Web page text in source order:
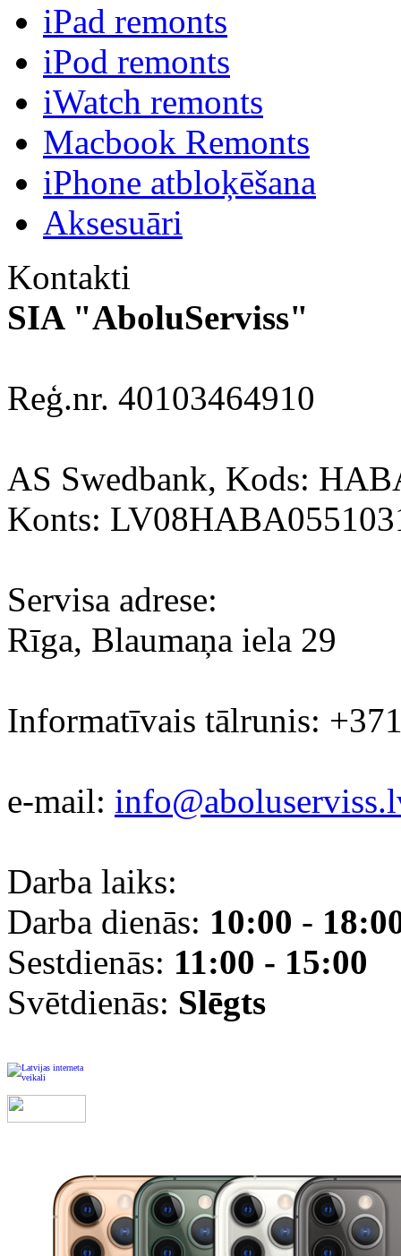
iPad remonts
iPod remonts
iWatch remonts
Macbook Remonts
iPhone atbloķēšana
Aksesuāri
Kontakti
SIA "AboluServiss"
Reģ.nr. 40103464910
AS Swedbank, Kods:
Konts:
Servisa adrese:
Rīga, Blaumaņa iela 29
Informatīvais tālrunis:
e-mail:
Darba laiks:
Darba dienās: 10:00 -
Sestdienās: 11:00 - 15:00
Svētdienās: Slēgts